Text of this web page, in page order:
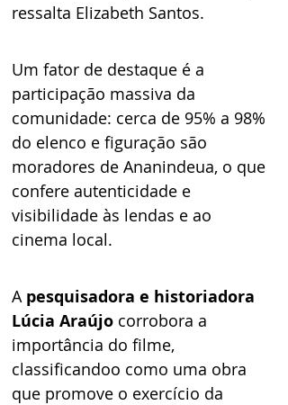
ressalta Elizabeth Santos.
Um fator de destaque é a
participação massiva da
comunidade: cerca de 95% a 98%
do elenco e figuração são
moradores de Ananindeua, o que
confere autenticidade e
visibilidade às lendas e ao
cinema local.
A pesquisadora e historiadora
Lúcia Araújo corrobora a
importância do filme,
classificandoo como uma obra
que promove o exercício da